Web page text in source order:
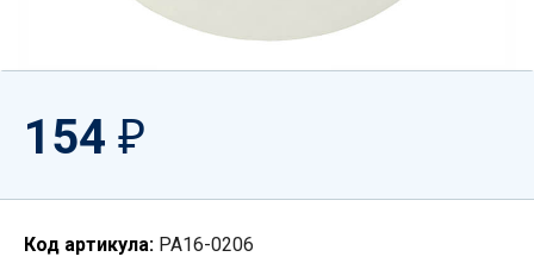
154 ₽
Код артикула: РА16-0206